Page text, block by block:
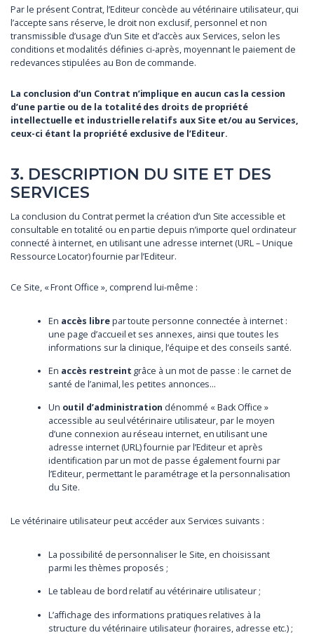
Par le présent Contrat, l’Editeur concède au vétérinaire utilisateur, qui
l’accepte sans réserve, le droit non exclusif, personnel et non
transmissible d’usage d’un Site et d’accès aux Services, selon les
conditions et modalités définies ci-après, moyennant le paiement de
redevances stipulées au Bon de commande.
La conclusion d’un Contrat n’implique en aucun cas la cession
d’une partie ou de la totalité des droits de propriété
intellectuelle et industrielle relatifs aux Site et/ou au Services,
ceux-ci étant la propriété exclusive de l’Editeur.
3. DESCRIPTION DU SITE ET DES
SERVICES
La conclusion du Contrat permet la création d’un Site accessible et
consultable en totalité ou en partie depuis n’importe quel ordinateur
connecté à internet, en utilisant une adresse internet (URL – Unique
Ressource Locator) fournie par l’Editeur.
Ce Site, « Front Office », comprend lui-même :
En accès librepar toute personne connectée à internet :
une page d’accueil et ses annexes, ainsi que toutes les
informations sur la clinique, l’équipe et des conseils santé.
En accès restreint grâce à un mot de passe : le carnet de
santé de l’animal, les petites annonces…
Un outil d’administration dénommé « Back Office »
accessible au seul vétérinaire utilisateur, par le moyen
d’une connexion au réseau internet, en utilisant une
adresse internet (URL) fournie par l’Editeur et après
identification par un mot de passe également fourni par
l’Editeur, permettant le paramétrage et la personnalisation
du Site.
Le vétérinaire utilisateur peut accéder aux Services suivants :
La possibilité de personnaliser le Site, en choisissant
parmi les thèmes proposés ;
Le tableau de bord relatif au vétérinaire utilisateur ;
L’affichage des informations pratiques relatives à la
structure du vétérinaire utilisateur (horaires, adresse etc.) ;